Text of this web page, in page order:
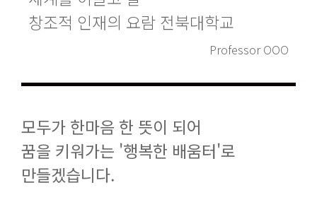
창조적 인재의 요람 전북대학교
Professor OOO
모두가 한마음 한 뜻이 되어
꿈을 키워가는 '행복한 배움터'로
만들겠습니다.